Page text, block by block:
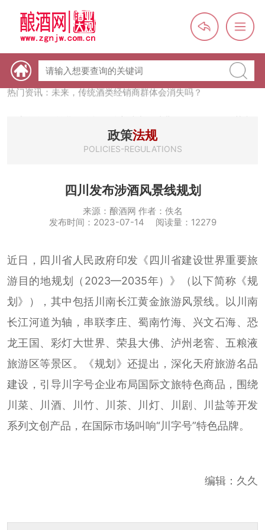
热门资讯：【酒体设计师】职业技能培训及认定班开班通知
热门资讯：未来，传统酒类经销商群体会消失吗？
么简单
热门资讯：2024年上市酒企业第三季度报（白酒、啤酒、葡萄
酒、黄酒）
政策法规
POLICIES-REGULATIONS
四川发布涉酒风景线规划
来源：酿酒网 作者：佚名
发布时间：2023-07-14 阅读量：12279
近日，四川省人民政府印发《四川省建设世界重要旅
游目的地规划（2023—2035年）》（以下简称《规
划》），其中包括川南长江黄金旅游风景线。以川南
长江河道为轴，串联李庄、蜀南竹海、兴文石海、恐
龙王国、彩灯大世界、荣县大佛、泸州老窖、五粮液
旅游区等景区。《规划》还提出，深化天府旅游名品
建设，引导川字号企业布局国际文旅特色商品，围绕
川菜、川酒、川竹、川茶、川灯、川剧、川盐等开发
系列文创产品，在国际市场叫响“川字号”特色品牌。
编辑：久久